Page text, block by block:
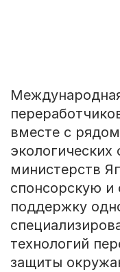
вместе с
экологических
министерств
спонсорскую и
поддержку
технологий
защиты